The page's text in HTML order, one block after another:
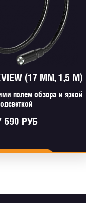
(17 ММ, 1,5 М)
полем обзора и яркой
690 РУБ